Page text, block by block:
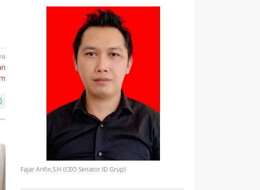
Fajar Arifin,S.H (CEO Senator.ID Grup)